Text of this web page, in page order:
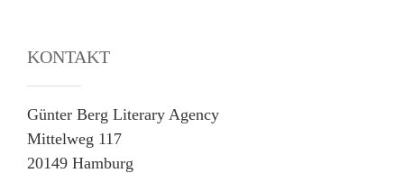
KONTAKT
Günter Berg Literary Agency
Mittelweg 117
20149 Hamburg